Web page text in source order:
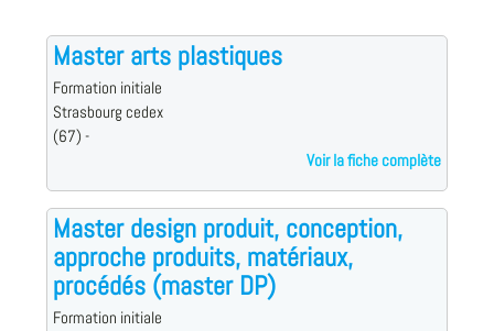
Master arts plastiques
Formation initiale
Strasbourg cedex
(67) -
Voir la fiche complète
Master design produit, conception,
approche produits, matériaux,
procédés (master DP)
Formation initiale